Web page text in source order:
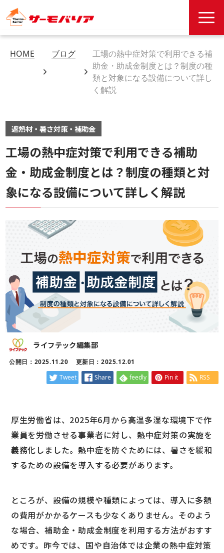
HOME ブログ
工場の熱中症対策で利用できる補
助金・助成金制度とは？制度の種
類と対象になる設備について詳し
く解説
遮熱材・暑さ対策・補助金
工場の熱中症対策で利用できる補助
金・助成金制度とは？制度の種類と対
象になる設備について詳しく解説
ライフテック編集部
公開日：2025.11.20 更新日：2025.12.01
Tweet Share feedly Pin it RSS
厚生労働省は、2025年6月から高温多湿な環境下で作
業員を労働させる事業者に対し、熱中症対策の実施を
義務化しました。熱中症を防ぐためには、暑さを緩和
するための設備を導入する必要があります。
ところが、設備の規模や種類によっては、導入に多額
の費用がかかるケースも少なくありません。そのよう
な場合、補助金・助成金制度を利用する方法がおすす
めです。昨今では、国や自治体では企業の熱中症対策